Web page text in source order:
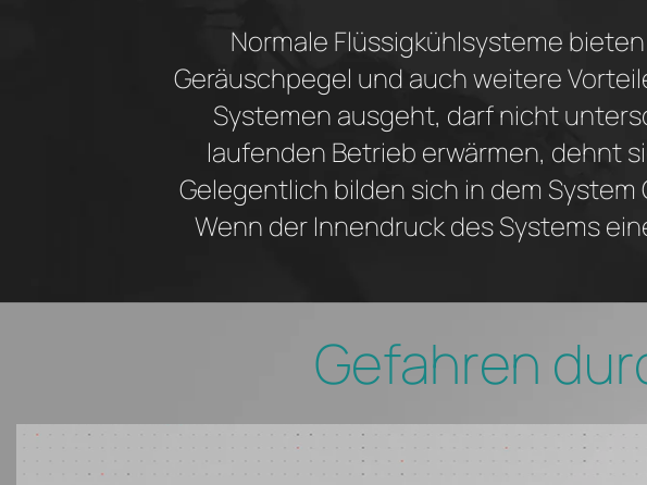
Normale Flüssigkühlsysteme
Geräuschpegel und auch weitere
Systemen ausgeht, darf nicht
laufenden Betrieb erwärmen, dehnt
Gelegentlich bilden sich in dem
Wenn der Innendruck des Systems
Gefahren